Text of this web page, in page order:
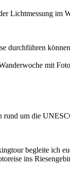
Lichtmessung im
durchführen
mit
um die
begleite ich
ins